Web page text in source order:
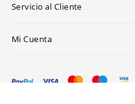
Servicio al Cliente
Mi Cuenta